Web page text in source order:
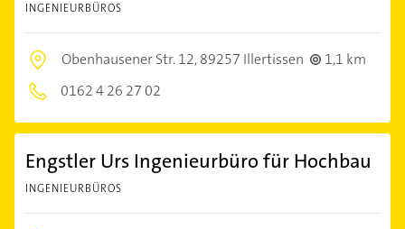
INGENIEURBÜROS
Obenhausener Str. 12,89257 Illertissen
1,1 km
0162 4 26 27 02
Engstler Urs Ingenieurbüro für Hochbau
INGENIEURBÜROS